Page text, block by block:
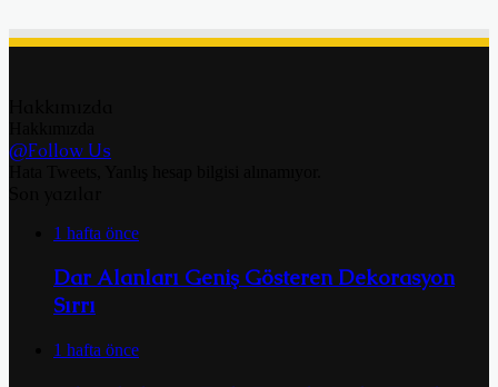
@Follow Us
1 hafta önce
Dar Alanları Geniş Gösteren Dekorasyon
Sırrı
1 hafta önce